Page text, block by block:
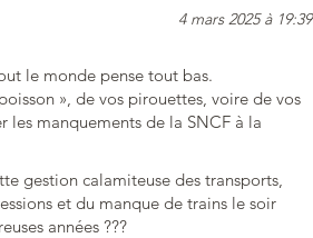
4 mars 2025 à 19:39
le monde pense tout bas.
», de vos pirouettes, voire de vos
les manquements de la SNCF à la
gestion calamiteuse des transports,
et du manque de trains le soir
années ???